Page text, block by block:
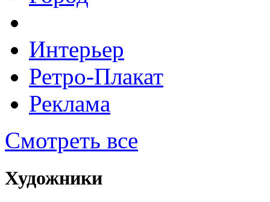
Интерьер
Ретро-Плакат
Реклама
Смотреть все
Художники